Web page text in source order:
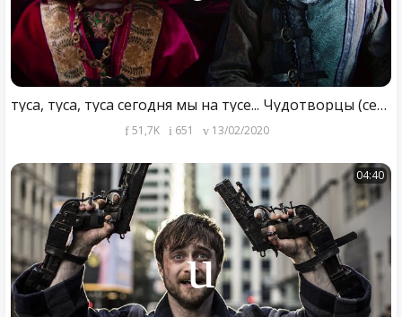
туса, туса, туса сегодня мы на тусе... Чудотворцы (сериал)
51,7K 651 13/02/2020
04:40